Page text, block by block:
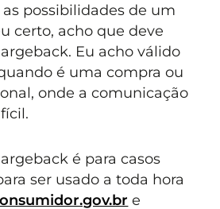
as possibilidades de um
certo, acho que deve
Eu acho válido
é uma compra ou
onde a comunicação
é para casos
ser usado a toda hora
e